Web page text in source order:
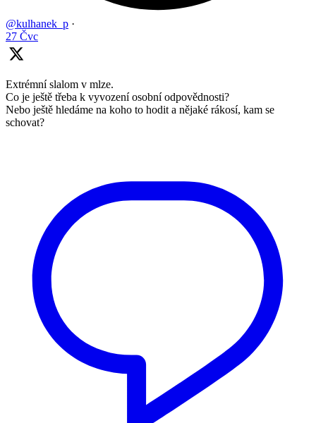
@kulhanek_p ·
27 Čvc
Extrémní slalom v mlze.
Co je ještě třeba k vyvození osobní odpovědnosti?
Nebo ještě hledáme na koho to hodit a nějaké rákosí, kam se
schovat?